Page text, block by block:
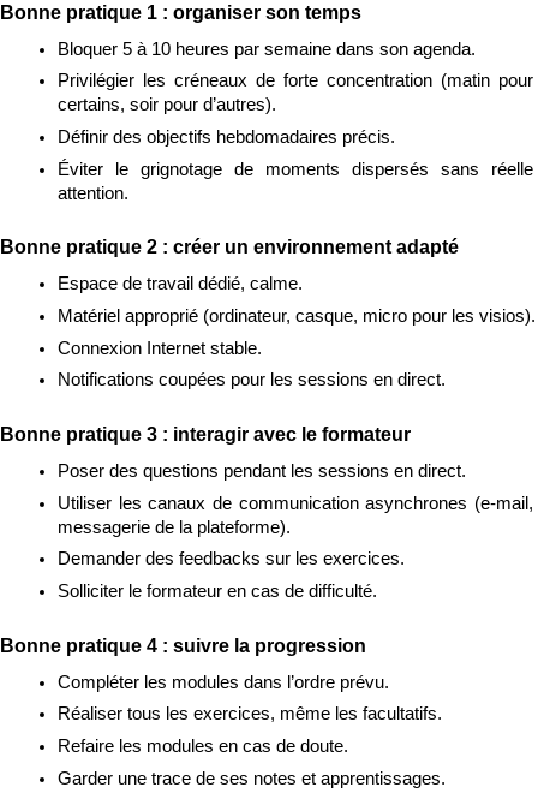
Bonne pratique 1 : organiser son temps
Bloquer 5 à 10 heures par semaine dans son agenda.
Privilégier les créneaux de forte concentration (matin pour
certains, soir pour d’autres).
Définir des objectifs hebdomadaires précis.
Éviter le grignotage de moments dispersés sans réelle
attention.
Bonne pratique 2 : créer un environnement adapté
Espace de travail dédié, calme.
Matériel approprié (ordinateur, casque, micro pour les visios).
Connexion Internet stable.
Notifications coupées pour les sessions en direct.
Bonne pratique 3 : interagir avec le formateur
Poser des questions pendant les sessions en direct.
Utiliser les canaux de communication asynchrones (e-mail,
messagerie de la plateforme).
Demander des feedbacks sur les exercices.
Solliciter le formateur en cas de difficulté.
Bonne pratique 4 : suivre la progression
Compléter les modules dans l’ordre prévu.
Réaliser tous les exercices, même les facultatifs.
Refaire les modules en cas de doute.
Garder une trace de ses notes et apprentissages.